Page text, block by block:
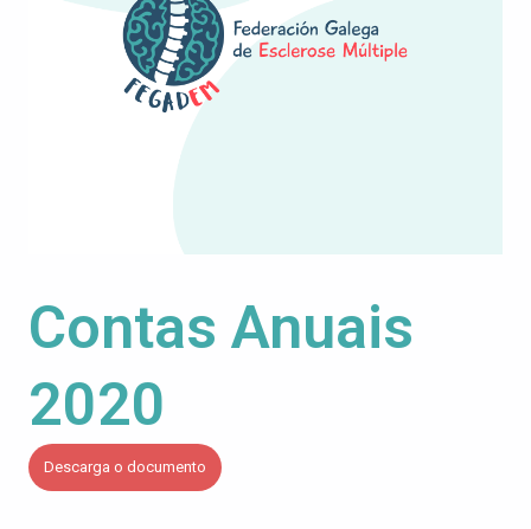
Contas Anuais
2020
Descarga o documento